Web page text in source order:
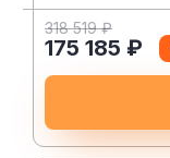
318 519 ₽
175 185 ₽